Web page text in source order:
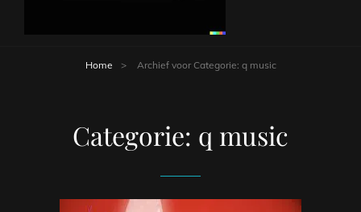
Home > Archief voor Categorie: q music
Categorie: q music